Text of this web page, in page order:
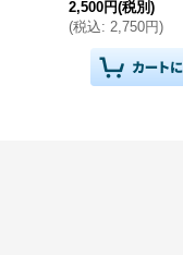
2,500円(税別)
(税込: 2,750円)